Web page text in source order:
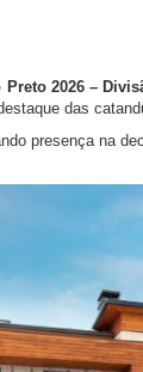
2026 –
das
presença na